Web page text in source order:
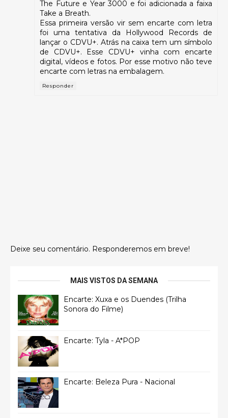
The Future e Year 3000 e foi adicionada a faixa
Take a Breath.
Essa primeira versão vir sem encarte com letra
foi uma tentativa da Hollywood Records de
lançar o CDVU+. Atrás na caixa tem um símbolo
de CDVU+. Esse CDVU+ vinha com encarte
digital, vídeos e fotos. Por esse motivo não teve
encarte com letras na embalagem.
Responder
Deixe seu comentário. Responderemos em breve!
MAIS VISTOS DA SEMANA
Encarte: Xuxa e os Duendes (Trilha
Sonora do Filme)
Encarte: Tyla - A*POP
Encarte: Beleza Pura - Nacional